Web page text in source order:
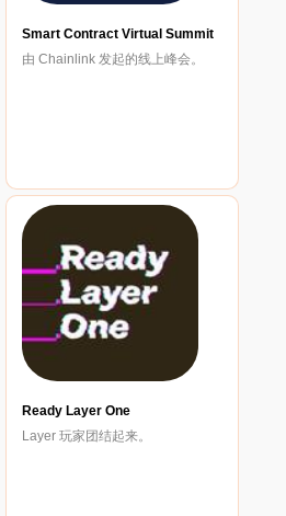
Smart Contract Virtual Summit
由 Chainlink 发起的线上峰会。
Ready Layer One
Layer 玩家团结起来。